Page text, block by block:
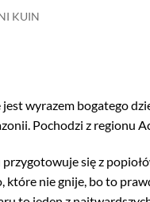
KUIN
wyrazem bogatego
Pochodzi z regionu
się z
nie gnije, bo to